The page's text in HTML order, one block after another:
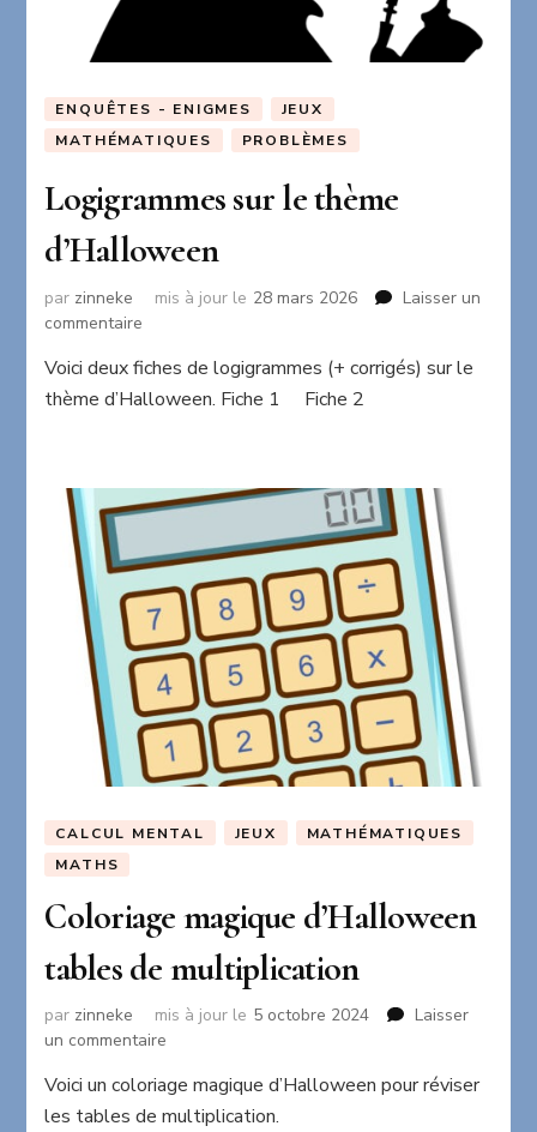
ENQUÊTES - ENIGMES
JEUX
MATHÉMATIQUES
PROBLÈMES
Logigrammes sur le thème
d’Halloween
par zinneke mis à jour le 28 mars 2026
Laisser un
commentaire
sur
le
Voici deux fiches de logigrammes (+ corrigés) sur le
thème d’Halloween. Fiche 1 Fiche 2
CALCUL MENTAL JEUX
MATHÉMATIQUES
MATHS
Coloriage magique d’Halloween
tables de multiplication
par zinneke mis à jour le 5 octobre 2024
Laisser
un commentaire
magique
d’Halloween
Voici un coloriage magique d’Halloween pour réviser
les tables de multiplication.